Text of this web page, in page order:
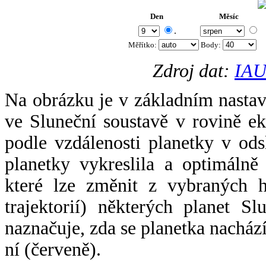
Den Měsíc
.
Měřítko: Body:
Zdroj dat:
Na obrázku je v základním
ve Sluneční soustavě v rovině
podle vzdálenosti planetky v
planetky vykreslila a
které lze změnit z vybraných
trajektorií) některých planet
naznačuje, zda se planetka
ní (červeně).